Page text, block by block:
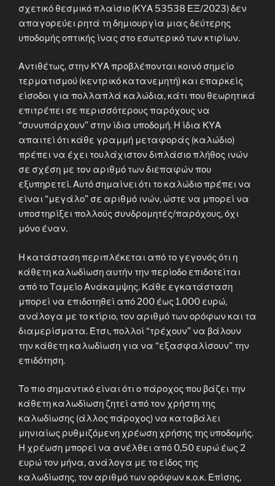
σχετικό θεσμικό πλαίσιο (ΚΥΑ 53538 ΕΞ/2023) δεν
απαγορεύει ρητά τη δημιουργία μιας δεύτερης
υποδομής οπτικής ίνας στο εσωτερικό των κτιρίων.
Αντιθέτως, στην ΚΥΑ προβλέπονται κοινό σημείο
τερματισμού (κεντρικό κατανεμητή) και επαρκείς
είσοδοι για πολλαπλά καλώδια, κάτι που θεωρητικά
επιτρέπει σε περισσότερους παρόχους να
“συνυπάρχουν” στην ίδια υποδομή. Η ίδια ΚΥΑ
απαιτεί ότι κάθε γραμμή μεταφοράς (καλώδιο)
πρέπει να έχει τουλάχιστον διπλάσιο πλήθος ινών
σε σχέση με τον αριθμό των διεπαφών που
εξυπηρετεί. Αυτό σημαίνει ότι το καλώδιο πρέπει να
είναι “μεγάλο” σε αριθμό ινών, ώστε να μπορεί να
υποστηρίξει πολλούς συνδρομητές/παρόχους, όχι
μόνο έναν.
Η κατάσταση περιπλέκεται από το γεγονός ότι η
κάθετη καλωδίωση αυτήν την περίοδο επιδοτείται
από το Ταμείο Ανάκαμψης. Κάθε εγκατάσταση
μπορεί να επιδοτηθεί από 200 έως 1.000 ευρώ,
ανάλογα με το κτίριο, τον αριθμό των ορόφων και τα
διαμερίσματα. Έτσι, πολλοί “τρέχουν” να βάλουν
την κάθετη καλωδίωση για να “εξασφαλίσουν” την
επιδότηση.
Το πιο σημαντικό είναι ότι ο πάροχος που βάζει την
κάθετη καλωδίωση ζητεί από τον χρήστη της
καλωδίωσης (άλλος πάροχος) να καταβάλει
μηνιαίως ρυθμιζόμενη χρέωση χρήσης της υποδομής.
Η χρέωση μπορεί να ανέλθει από 0,50 ευρώ έως 2
ευρώ τον μήνα, ανάλογα με το είδος της
καλωδίωσης, τον αριθμό των ορόφων κ.ο.κ. Επίσης,